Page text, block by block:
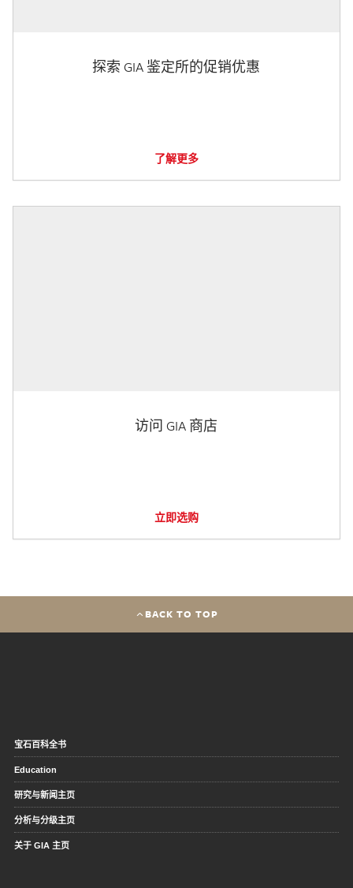
探索 GIA 鉴定所的促销优惠
了解更多
访问 GIA 商店
立即选购
BACK TO TOP
宝石百科全书
Education
研究与新闻主页
分析与分级主页
关于 GIA 主页